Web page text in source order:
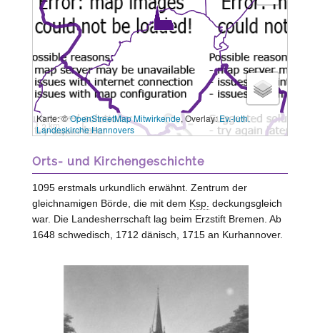
3 km
Karte: ©OpenStreetMap Mitwirkende, Overlay:Ev.-luth.
Landeskirche Hannovers
Orts- und Kirchengeschichte
1095 erstmals urkundlich erwähnt. Zentrum der
gleichnamigen Börde, die mit dem Ksp. deckungsgleich
war. Die Landesherrschaft lag beim Erzstift Bremen . Ab
1648 schwedisch, 1712 dänisch, 1715 an Kurhannover.